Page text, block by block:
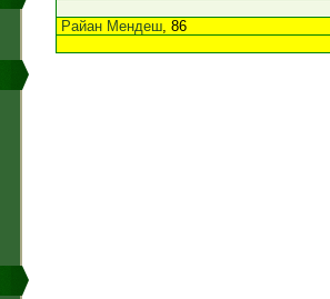
Райан Мендеш, 86